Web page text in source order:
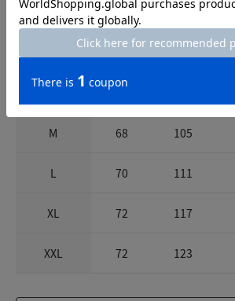
サイズ詳細 サイズガイドは
着丈 胸囲
M 68 105
L 70 111
XL 72 117
XXL 72 123